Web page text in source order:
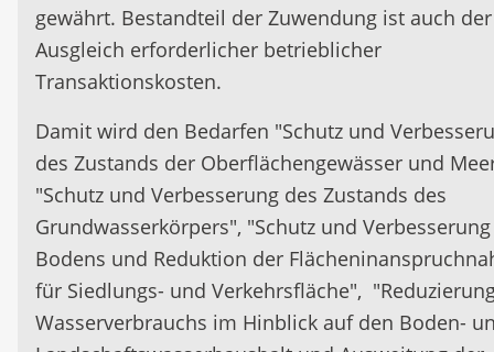
gewährt. Bestandteil der Zuwendung ist auch der
Ausgleich erforderlicher betrieblicher
Transaktionskosten.
Damit wird den Bedarfen "Schutz und
des Zustands der Oberflächengewässer und
"Schutz und Verbesserung des Zustands des
Grundwasserkörpers", "Schutz und
Bodens und Reduktion der
für Siedlungs- und Verkehrsfläche",
Wasserverbrauchs im Hinblick auf den Boden-